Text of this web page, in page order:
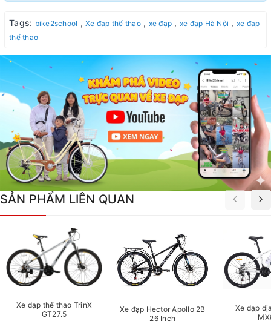
Tags: bike2school , Xe đạp thể thao, xe đạp , xe đạp Hà Nội , xe đạp
thể thao
SẢN PHẨM LIÊN QUAN
Xe đạp thể thao TrinX
GT27.5
Xe đạp Hector Apollo 2B
26 Inch
Xe đạp